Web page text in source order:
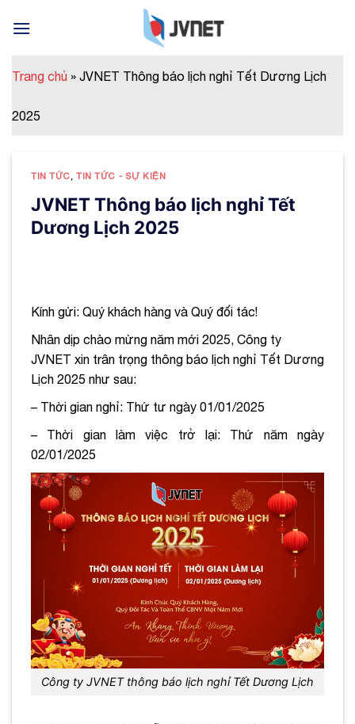
Trang chủ » JVNET Thông báo lịch nghỉ Tết Dương Lịch
2025
TIN TỨC ,TIN TỨC - SỰ KIỆN
JVNET Thông báo lịch nghỉ Tết
Dương Lịch 2025
Kính gửi: Quý khách hàng và Quý đối tác!
Nhân dịp chào mừng năm mới 2025, Công ty
JVNET xin trân trọng thông báo lịch nghỉ Tết Dương
Lịch 2025 như sau:
– Thời gian nghỉ: Thứ tư ngày 01/01/2025
– Thời gian làm việc trở lại: Thứ năm ngày
02/01/2025
Công ty JVNET thông báo lịch nghỉ Tết Dương Lịch